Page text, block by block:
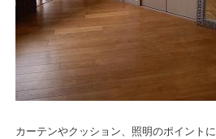
カーテンやクッション、照明のポイント